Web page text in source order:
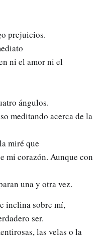
prejuicios.
ni el amor ni el
ángulos.
meditando acerca de la
miré que
mi corazón. Aunque con
una y otra vez.
inclina sobre mí,
ser.
las velas o la